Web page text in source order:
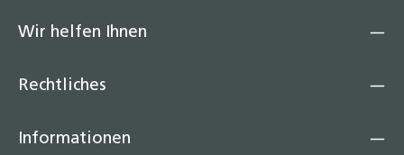
Wir helfen Ihnen
Rechtliches
Informationen